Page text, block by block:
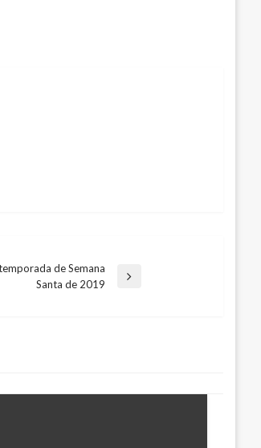
de Semana
Santa de 2019